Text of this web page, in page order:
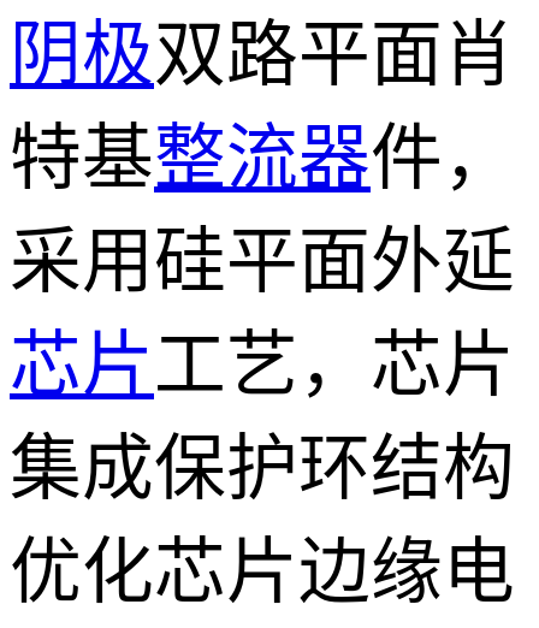
阴极双路平面肖
特基整流器件，
采用硅平面外延
芯片工艺，芯片
集成保护环结构
优化芯片边缘电